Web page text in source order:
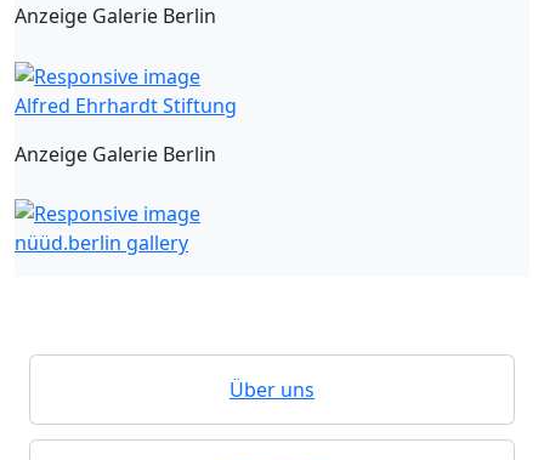
Anzeige Galerie Berlin
Alfred Ehrhardt Stiftung
Anzeige Galerie Berlin
nüüd.berlin gallery
Über uns